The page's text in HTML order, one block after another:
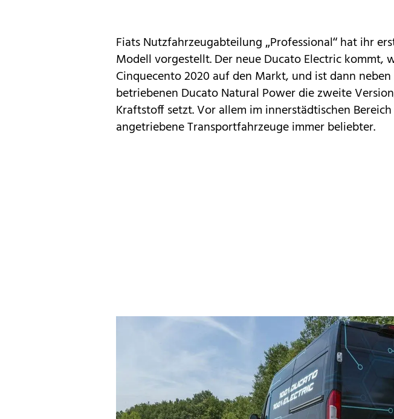
FiatsNutzfahrzeugabteilung „Professional“ hat ihr
Modell vorgestellt. Der neue Ducato Electric kommt,
Cinquecento2020 auf den Markt, und ist dann neben
betriebenen Ducato Natural Power die zweite
Kraftstoff setzt. Vor allem im innerstädtischen
angetriebene Transportfahrzeuge immer beliebter.